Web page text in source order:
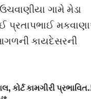
ગામે મેડા
પ્રતાપભાઈ
કાયદેસરની
કોર્ટ કામગીરી